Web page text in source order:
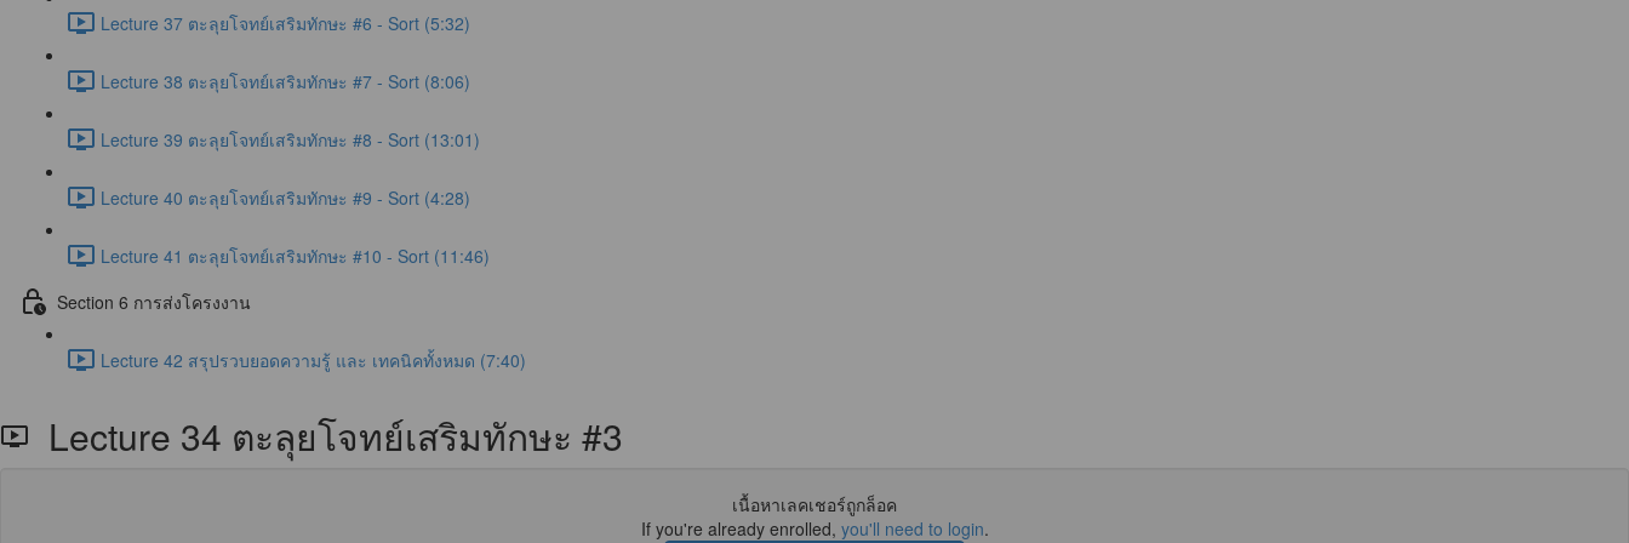
Lecture 37 ตะลุยโจทย์เสริมทักษะ #6 - Sort (5:32)
Lecture 38 ตะลุยโจทย์เสริมทักษะ #7 - Sort (8:06)
Lecture 39 ตะลุยโจทย์เสริมทักษะ #8 - Sort (13:01)
Lecture 40 ตะลุยโจทย์เสริมทักษะ #9 - Sort (4:28)
Lecture 41 ตะลุยโจทย์เสริมทักษะ #10 - Sort (11:46)
Section 6 การส่งโครงงาน
Lecture 42 สรุปรวบยอดความรู้ และ เทคนิคทั้งหมด (7:40)
Lecture 34 ตะลุยโจทย์เสริมทักษะ #3
เนื้อหาเลคเชอร์ถูกล็อค
If you're already enrolled, you'll need to login.